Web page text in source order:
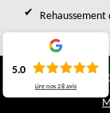
5.0
Lire nos28 avis